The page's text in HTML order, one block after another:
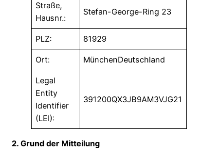
Straße,
Hausnr.:
Stefan-George-Ring 23
PLZ: 81929
Ort: MünchenDeutschland
Legal
Entity
Identifier
(LEI):
391200QX3JB9AM3VJG21
2. Grund der Mitteilung